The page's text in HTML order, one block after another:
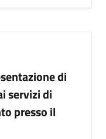
di
servizi di
presso il